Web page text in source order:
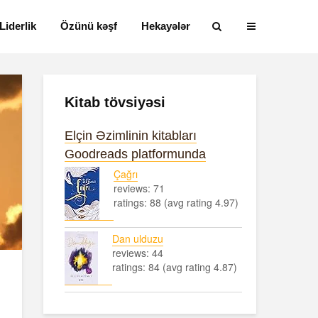
Liderlik Özünü kəşf Hekayələr
Kitab tövsiyəsi
Elçin Əzimlinin kitabları
Goodreads platformunda
Çağrı
reviews: 71
ratings: 88 (avg rating 4.97)
Dan ulduzu
reviews: 44
ratings: 84 (avg rating 4.87)
Alfred Adler və